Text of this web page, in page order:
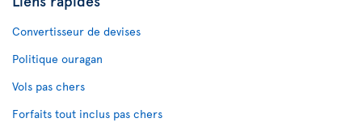
Convertisseur de devises
Politique ouragan
Vols pas chers
Forfaits tout inclus pas chers